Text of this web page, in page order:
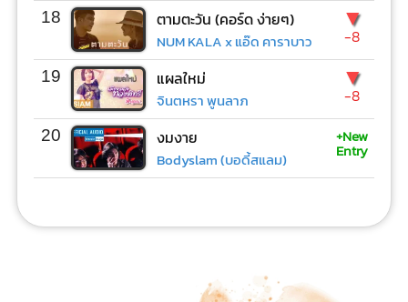
18 ตามตะวัน (คอร์ด ง่ายๆ)
NUM KALA x แอ๊ด คาราบาว
▼
-8
19 แผลใหม่
จินตหรา พูนลาภ
▼
-8
20 งมงาย
Bodyslam (บอดี้สแลม)
+New
Entry